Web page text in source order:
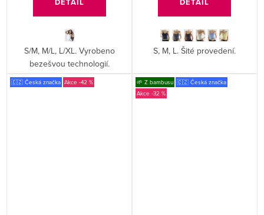
DETAIL
S/M, M/L, L/XL. Vyrobeno
bezešvou technologií.
DETAIL
S, M, L. Šité provedení.
🇨🇿 Česká značka -42 % 🌱 Z bambusu 🇨🇿 Česká značka
-32 %